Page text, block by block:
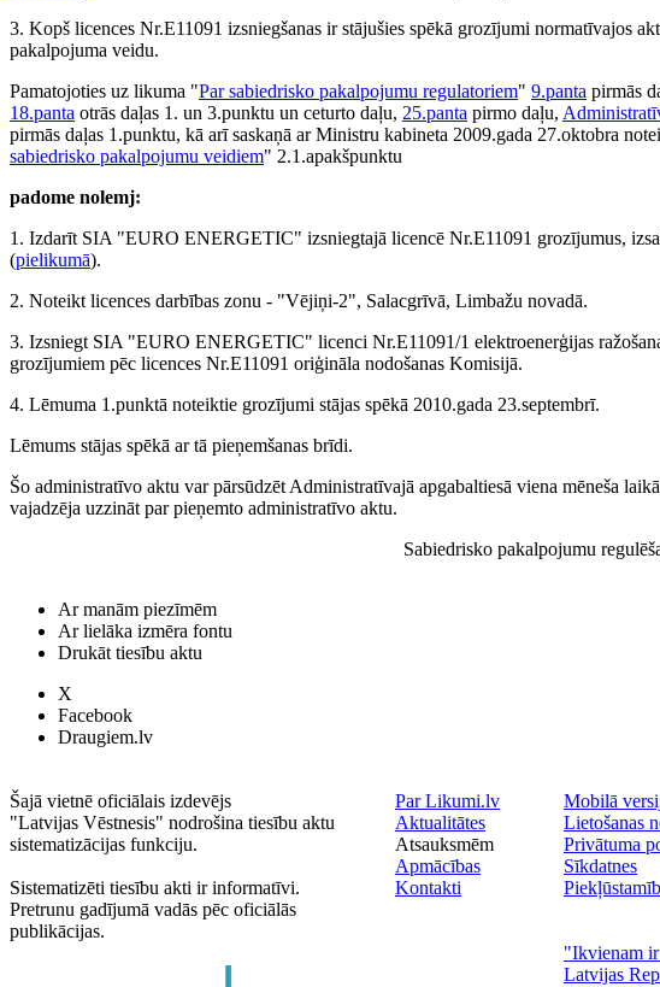
3. Kopš licences Nr.E11091 izsniegšanas ir stājušies spēkā grozījumi normatīvajos
pakalpojuma veidu.
Pamatojoties uz likuma "Par sabiedrisko pakalpojumu regulatoriem" 9.panta pirmās
18.panta otrās daļas 1. un 3.punktu un ceturto daļu, 25.panta pirmo daļu,
pirmās daļas 1.punktu, kā arī saskaņā ar Ministru kabineta 2009.gada 27.oktobra
sabiedrisko pakalpojumu veidiem" 2.1.apakšpunktu
padome nolemj:
1. Izdarīt SIA "EURO ENERGETIC" izsniegtajā licencē Nr.E11091 grozījumus,
(pielikumā).
2. Noteikt licences darbības zonu - "Vējiņi-2", Salacgrīvā, Limbažu novadā.
3. Izsniegt SIA "EURO ENERGETIC" licenci Nr.E11091/1 elektroenerģijas
grozījumiem pēc licences Nr.E11091 oriģināla nodošanas Komisijā.
4. Lēmuma 1.punktā noteiktie grozījumi stājas spēkā 2010.gada 23.septembrī.
Lēmums stājas spēkā ar tā pieņemšanas brīdi.
Šo administratīvo aktu var pārsūdzēt Administratīvajā apgabaltiesā viena mēneša
vajadzēja uzzināt par pieņemto administratīvo aktu.
Sabiedrisko pakalpojumu
Ar manām piezīmēm
Ar lielāka izmēra fontu
Drukāt tiesību aktu
X
Facebook
Draugiem.lv
Šajā vietnē oficiālais izdevējs
"Latvijas Vēstnesis" nodrošina tiesību aktu
sistematizācijas funkciju.
Sistematizēti tiesību akti ir informatīvi.
Pretrunu gadījumā vadās pēc oficiālās
publikācijas.
Par Likumi.lv
Aktualitātes
Atsauksmēm
Apmācības
Kontakti
Mobilā
Lietošanas
Privātuma
Sīkdatnes
"Ikvienam ir
Latvijas